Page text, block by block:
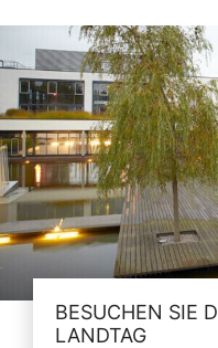
BESUCHEN SIE
LANDTAG